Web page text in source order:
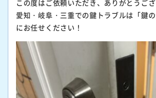
この度はご依頼いただき、ありがとうござ
愛知・岐阜・三重での鍵トラブルは「鍵の
にお任せください！